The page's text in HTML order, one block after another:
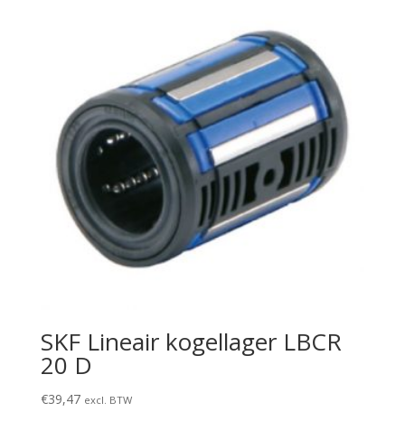
SKF Lineair kogellager LBCR
20 D
€39,47 excl. BTW